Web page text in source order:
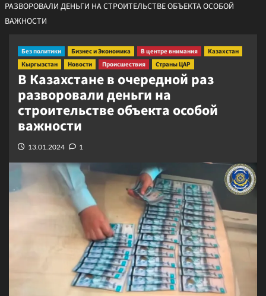
РАЗВОРОВАЛИ ДЕНЬГИ НА СТРОИТЕЛЬСТВЕ ОБЪЕКТА ОСОБОЙ
ВАЖНОСТИ
Без политики Бизнес и Экономика В центре внимания
Казахстан
Кыргызстан
Новости Происшествия Страны ЦАР
В Казахстане в очередной раз
разворовали деньги на
строительстве объекта особой
важности
13.01.2024 1